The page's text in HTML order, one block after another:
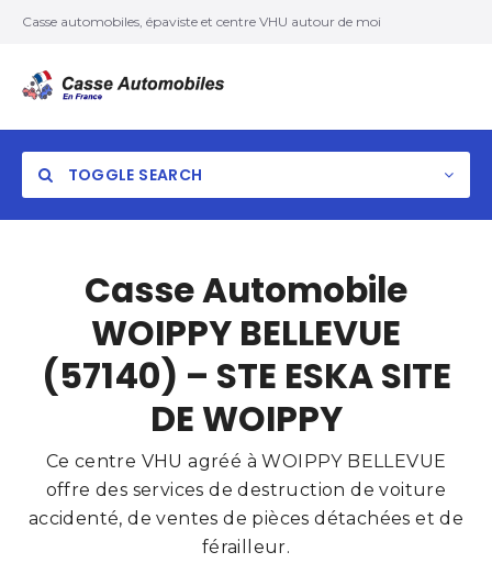
Casse automobiles, épaviste et centre VHU autour de moi
TOGGLE SEARCH
Search
Casse Automobile
WOIPPY BELLEVUE
(57140) – STE ESKA SITE
DE WOIPPY
Ce centre VHU agréé à WOIPPY BELLEVUE
offre des services de destruction de voiture
accidenté, de ventes de pièces détachées et de
férailleur.